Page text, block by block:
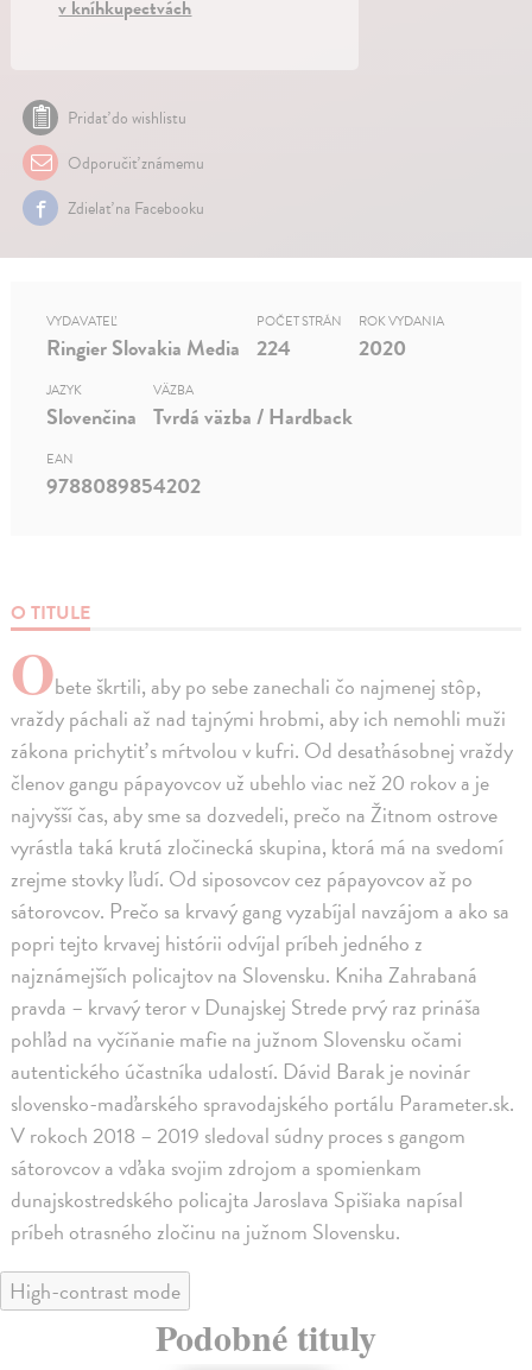
v kníhkupectvách
Pridať do wishlistu
Odporučiť známemu
Zdielať na Facebooku
O TITULE
Obete škrtili, aby po sebe zanechali čo najmenej stôp,
vraždy páchali až nad tajnými hrobmi, aby ich nemohli muži
zákona prichytiť s mŕtvolou v kufri. Od desaťnásobnej vraždy
členov gangu pápayovcov už ubehlo viac než 20 rokov a je
najvyšší čas, aby sme sa dozvedeli, prečo na Žitnom ostrove
vyrástla taká krutá zločinecká skupina, ktorá má na svedomí
zrejme stovky ľudí. Od siposovcov cez pápayovcov až po
sátorovcov. Prečo sa krvavý gang vyzabíjal navzájom a ako sa
popri tejto krvavej histórii odvíjal príbeh jedného z
najznámejších policajtov na Slovensku. Kniha Zahrabaná
pravda – krvavý teror v Dunajskej Strede prvý raz prináša
pohľad na vyčíňanie mafie na južnom Slovensku očami
autentického účastníka udalostí. Dávid Barak je novinár
slovensko-maďarského spravodajského portálu Parameter.sk.
V rokoch 2018 – 2019 sledoval súdny proces s gangom
sátorovcov a vďaka svojim zdrojom a spomienkam
dunajskostredského policajta Jaroslava Spišiaka napísal
príbeh otrasného zločinu na južnom Slovensku.
VYDAVATEĽ
Ringier Slovakia Media
POČET STRÁN
224
ROK VYDANIA
2020
JAZYK
Slovenčina
VÄZBA
Tvrdá väzba / Hardback
EAN
9788089854202
High-contrast mode
Podobné tituly